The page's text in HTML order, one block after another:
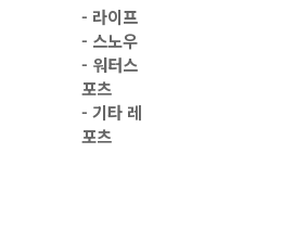
- 라이프
- 스노우
- 워터스
포츠
- 기타 레
포츠